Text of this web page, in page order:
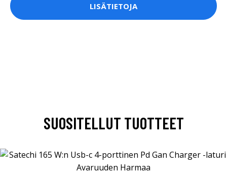
LISÄTIETOJA
SUOSITELLUT TUOTTEET